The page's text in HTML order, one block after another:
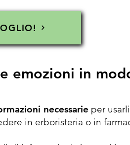
emozioni in
necessarie per
in erboristeria o in